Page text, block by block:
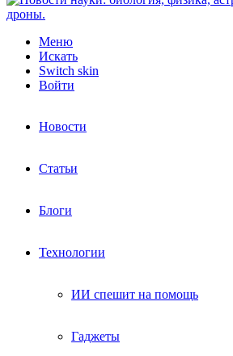
Меню
Искать
Switch skin
Войти
Новости
Статьи
Блоги
Технологии
ИИ спешит на помощь
Гаджеты